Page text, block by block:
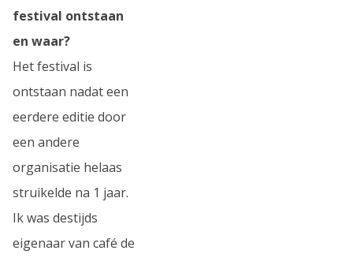
festival ontstaan
en waar?
Het festival is
ontstaan nadat een
eerdere editie door
een andere
organisatie helaas
struikelde na 1 jaar.
Ik was destijds
eigenaar van café de